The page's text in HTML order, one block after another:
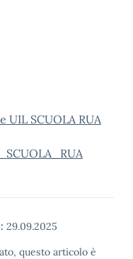
UIL SCUOLA RUA
29.09.2025
questo articolo è